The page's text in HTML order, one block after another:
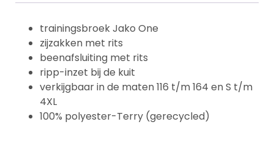
trainingsbroek Jako One
zijzakken met rits
beenafsluiting met rits
ripp-inzet bij de kuit
verkijgbaar in de maten 116 t/m 164 en S t/m
4XL
100% polyester-Terry (gerecycled)